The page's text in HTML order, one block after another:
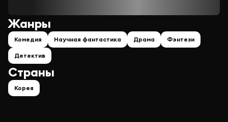
Страны
Корея
Жанры
Комедия Научная фантастика Драма Фэнтези
Детектив